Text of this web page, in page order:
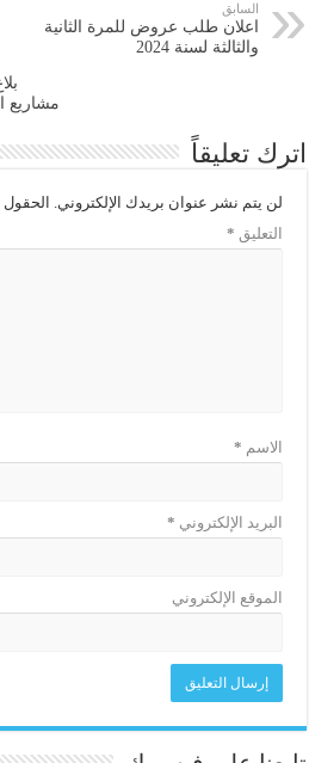
السابق
اعلان طلب عروض للمرة الثانية
والثالثة لسنة 2024
مشاريع
اترك تعليقاً
لن يتم نشر عنوان بريدك الإلكتروني. الحقول
التعليق *
الاسم *
البريد الإلكتروني *
الموقع الإلكتروني